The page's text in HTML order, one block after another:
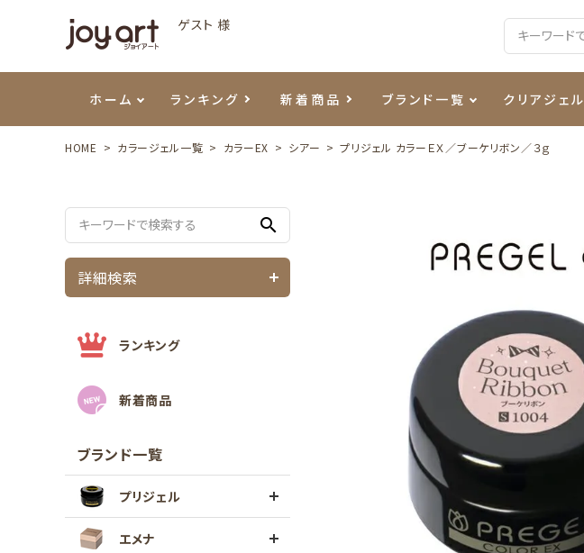
ゲスト 様
ホーム ランキング 新着商品 ブランド一覧
モアノ
クリアジェル
ウェービージェル
マグネティジェル
フラッシュジェル シーナカラージェルポリッシュ
ネイルケア用品
ネイルマシン
メタルパーツ
HOME カラージェル一覧 カラーEX シアー プリジェル カラーＥＸ／ブーケリボン／３ｇ
search
詳細検索
ランキング
新着商品
ブランド一覧
プリジェル
エメナ